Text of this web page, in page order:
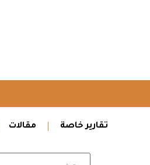
تقارير خاصة مقالات